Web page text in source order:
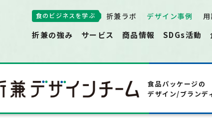
食のビジネスを学ぶ 折兼ラボ デザイン事例
折兼の強み サービス 商品情報 SDGs活動
食品パッケージの
デザイン/ブランデ